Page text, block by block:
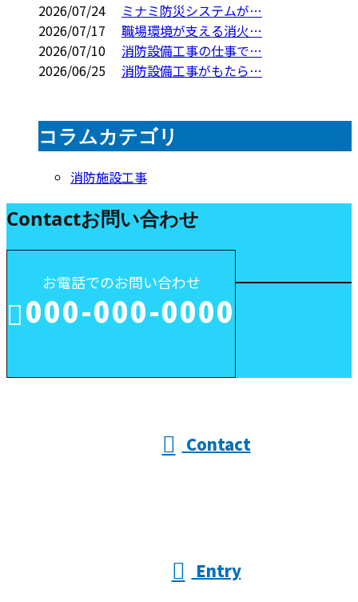
2026/07/24
ミナミ防災システムが…
2026/07/17
職場環境が支える消火…
2026/07/10
消防設備工事の仕事で…
2026/06/25
消防設備工事がもたら…
コラムカテゴリ
消防施設工事
Contactお問い合わせ
お電話でのお問い合わせ
000-000-0000
Contact
Entry